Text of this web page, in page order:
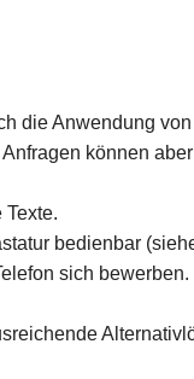
die Anwendung
können
bedienbar
sich bewerben.